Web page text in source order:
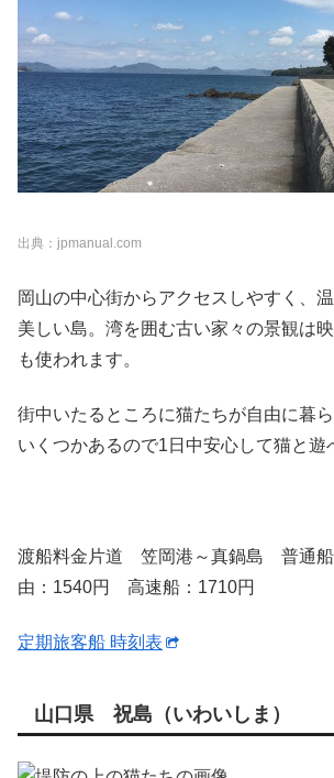
出典：jpmanual.com
岡山の中心街からアクセスしやすく、
美しい島。湾を囲む古い家々の景観は
も使われます。
街中いたるところに猫たちが自由に暮
いくつかあるので1日中安心して猫と遊
渡船料金片道 笠岡港～真鍋島 普通
由：1540円 高速船：1710円
定期旅客船 時刻表
山口県 祝島（いわいしま）